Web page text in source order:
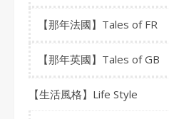
【那年法國】Tales of FR
【那年英國】Tales of GB
【生活風格】Life Style